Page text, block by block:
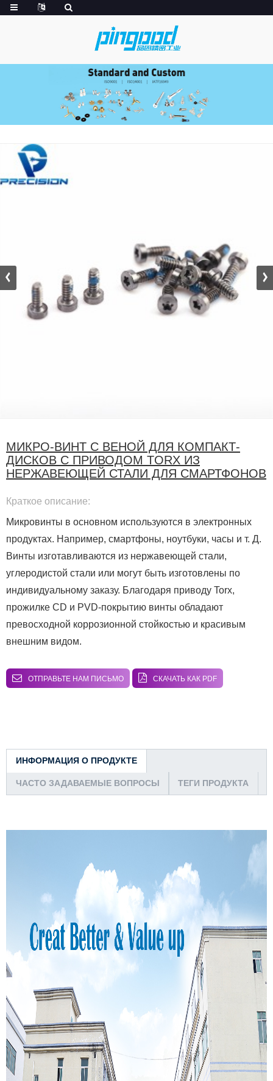
МИКРО-ВИНТ С ВЕНОЙ ДЛЯ КОМПАКТ-
ДИСКОВ С ПРИВОДОМ TORX ИЗ
НЕРЖАВЕЮЩЕЙ СТАЛИ ДЛЯ СМАРТФОНОВ
Краткое описание:
Микровинты в основном используются в электронных
продуктах. Например, смартфоны, ноутбуки, часы и т. Д.
Винты изготавливаются из нержавеющей стали,
углеродистой стали или могут быть изготовлены по
индивидуальному заказу. Благодаря приводу Torx,
прожилке CD и PVD-покрытию винты обладают
превосходной коррозионной стойкостью и красивым
внешним видом.
ОТПРАВЬТЕ НАМ ПИСЬМО СКАЧАТЬ КАК PDF
ИНФОРМАЦИЯ О ПРОДУКТЕ
ЧАСТО ЗАДАВАЕМЫЕ ВОПРОСЫ ТЕГИ ПРОДУКТА